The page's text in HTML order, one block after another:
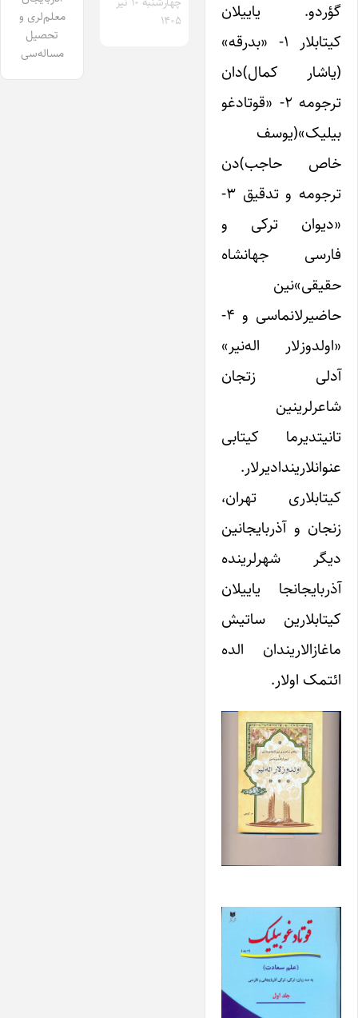
گؤردو. یاییلان
کیتابلار ۱- «بدرقه»
(یاشار کمال)دان
ترجومه ۲- «قوتادغو
بیلیک»(یوسف
خاص حاجب)دن
ترجومه و تدقیق ۳-
«دیوان ترکی و
فارسی جهانشاه
حقیقی»‌نین
حاضیرلانماسی و ۴-
«اولدوزلار اله‌نیر»
آدلی زتجان
شاعرلرینین
تانیتدیرما کیتابی
عنوانلاریندادیرلار.
کیتابلاری تهران،
زنجان‌ و آذربایجانین
دیگر شهرلرینده
آذربایجانجا یاییلان
کیتابلارین ساتیش
ماغازالاریندان الده
ائتمک اولار.
۱۴۰۵
معلم‌لری و
تحصیل
مساله‌سی